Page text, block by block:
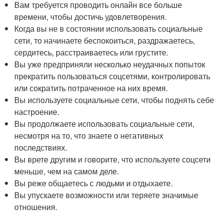
Вам требуется проводить онлайн все больше
времени, чтобы достичь удовлетворения.
Когда вы не в состоянии использовать социальные
сети, то начинаете беспокоиться, раздражаетесь,
сердитесь, расстраиваетесь или грустите.
Вы уже предприняли несколько неудачных попыток
прекратить пользоваться соцсетями, контролировать
или сократить потраченное на них время.
Вы используете социальные сети, чтобы поднять себе
настроение.
Вы продолжаете использовать социальные сети,
несмотря на то, что знаете о негативных
последствиях.
Вы врете другим и говорите, что используете соцсети
меньше, чем на самом деле.
Вы реже общаетесь с людьми и отдыхаете.
Вы упускаете возможности или теряете значимые
отношения.